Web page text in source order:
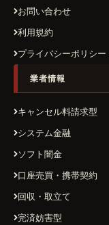
お問い合わせ
利用規約
プライバシーポリシー
業者情報
キャンセル料請求型
システム金融
ソフト闇金
口座売買・携帯契約
回収・取立て
完済妨害型